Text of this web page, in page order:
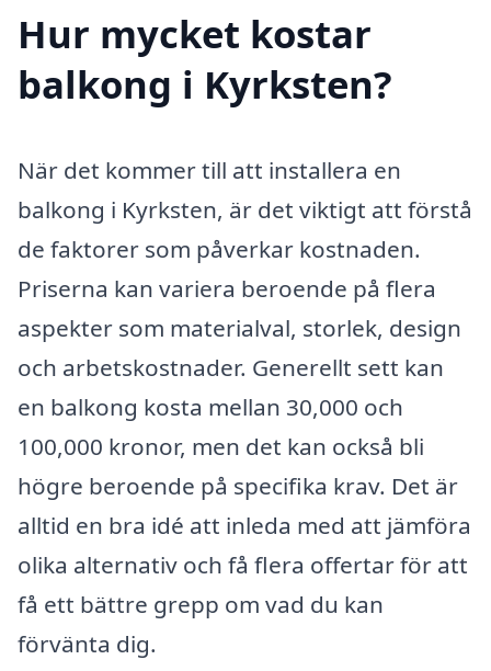
Hur mycket kostar
balkong i Kyrksten?
När det kommer till att installera en
balkong i Kyrksten, är det viktigt att förstå
de faktorer som påverkar kostnaden.
Priserna kan variera beroende på flera
aspekter som materialval, storlek, design
och arbetskostnader. Generellt sett kan
en balkong kosta mellan 30,000 och
100,000 kronor, men det kan också bli
högre beroende på specifika krav. Det är
alltid en bra idé att inleda med att jämföra
olika alternativ och få flera offertar för att
få ett bättre grepp om vad du kan
förvänta dig.